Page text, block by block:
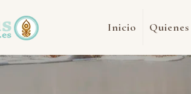
Inicio